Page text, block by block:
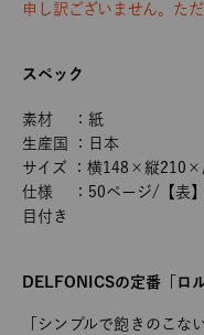
申し訳ございません。た
スペック
素材 ：紙
生産国 ：日本
サイズ ：横148×縦210×
仕様 ：50ページ/【表】
目付き
DELFONICSの定番「ロ
「シンプルで飽きのこな